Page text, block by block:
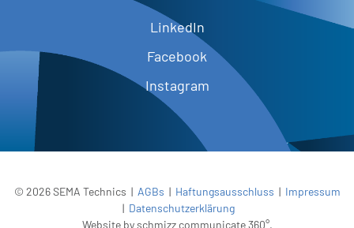
LinkedIn
Facebook
Instagram
© 2026SEMA Technics | AGBs | Haftungsausschluss | Impressum
| Datenschutzerklärung
Website by schmizz communicate 360°.